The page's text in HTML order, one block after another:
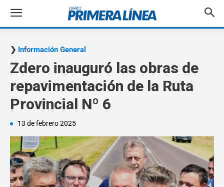
Información General
Zdero inauguró las obras de
repavimentación de la Ruta
Provincial Nº 6
13 de febrero 2025